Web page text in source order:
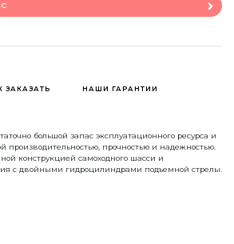
ЗАКАЗАТЬ НАШИ ГАРАНТИИ
большой запас эксплуатационного ресурса и
производительностью, прочностью и надежностью.
конструкцией самоходного шасси и
с двойными гидроцилиндрами подъемной стрелы.